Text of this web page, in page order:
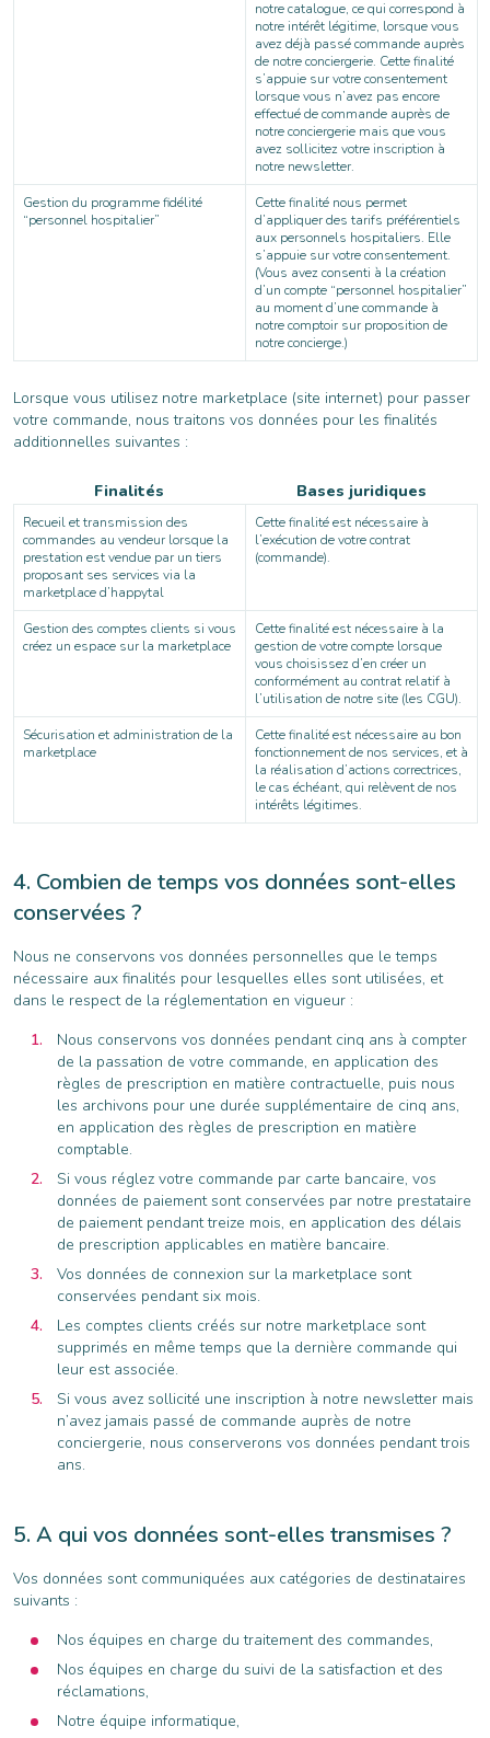
notre catalogue, ce qui correspond à
notre intérêt légitime, lorsque vous
avez déjà passé commande auprès
de notre conciergerie. Cette finalité
s’appuie sur votre consentement
lorsque vous n’avez pas encore
effectué de commande auprès de
notre conciergerie mais que vous
avez sollicitez votre inscription à
notre newsletter.
Gestion du programme fidélité
“personnel hospitalier”
Cette finalité nous permet
d’appliquer des tarifs préférentiels
aux personnels hospitaliers. Elle
s’appuie sur votre consentement.
(Vous avez consenti à la création
d’un compte “personnel hospitalier”
au moment d’une commande à
notre comptoir sur proposition de
notre concierge.)
Lorsque vous utilisez notre marketplace (site internet) pour passer
votre commande, nous traitons vos données pour les finalités
additionnelles suivantes :
Finalités Bases juridiques
Recueil et transmission des
commandes au vendeur lorsque la
prestation est vendue par un tiers
proposant ses services via la
marketplace d’happytal
Cette finalité est nécessaire à
l’exécution de votre contrat
(commande).
Gestion des comptes clients si vous
créez un espace sur la marketplace
Cette finalité est nécessaire à la
gestion de votre compte lorsque
vous choisissez d’en créer un
conformément au contrat relatif à
l’utilisation de notre site (les CGU).
Sécurisation et administration de la
marketplace
Cette finalité est nécessaire au bon
fonctionnement de nos services, et à
la réalisation d’actions correctrices,
le cas échéant, qui relèvent de nos
intérêts légitimes.
Combien de temps vos données sont-elles
conservées ?
Nous ne conservons vos données personnelles que le temps
nécessaire aux finalités pour lesquelles elles sont utilisées, et
dans le respect de la réglementation en vigueur :
Nous conservons vos données pendant cinq ans à compter
de la passation de votre commande, en application des
règles de prescription en matière contractuelle, puis nous
les archivons pour une durée supplémentaire de cinq ans,
en application des règles de prescription en matière
comptable.
Si vous réglez votre commande par carte bancaire, vos
données de paiement sont conservées par notre prestataire
de paiement pendant treize mois, en application des délais
de prescription applicables en matière bancaire.
Vos données de connexion sur la marketplace sont
conservées pendant six mois.
Les comptes clients créés sur notre marketplace sont
supprimés en même temps que la dernière commande qui
leur est associée.
Si vous avez sollicité une inscription à notre newsletter mais
n’avez jamais passé de commande auprès de notre
conciergerie, nous conserverons vos données pendant trois
ans.
A qui vos données sont-elles transmises ?
Vos données sont communiquées aux catégories de destinataires
suivants :
Nos équipes en charge du traitement des commandes,
Nos équipes en charge du suivi de la satisfaction et des
réclamations,
Notre équipe informatique,